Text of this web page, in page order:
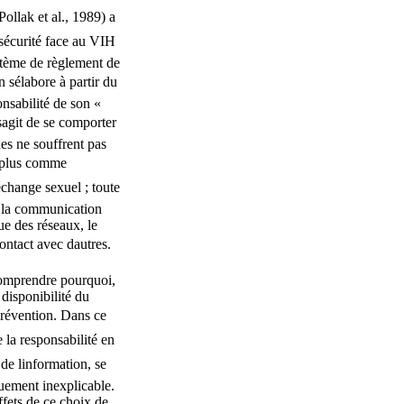
et al., 1989) a
face au VIH
de règlement de
à partir du
de son «
de se comporter
ne souffrent pas
comme
sexuel ; toute
communication
des réseaux, le
avec dautres.
pourquoi,
disponibilité du
Dans ce
la responsabilité en
linformation, se
inexplicable.